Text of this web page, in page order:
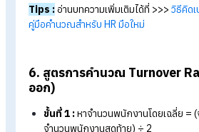
เท่าของค่าแรงวัน สูตรคำนวณ คือ
เช่น เงินเดือน 15,000 ÷ 30) x 1
ทำงานปกติ) x 3 เท่า x จำนวนชั่วโ
คำนวณค่าทำงานพนักงานรายวั
ค่าแรงต่อชั่วโมง สูตรคำนวณ คือ ค่
จ้างวันละ 500 x 2 = 1,000 บาท